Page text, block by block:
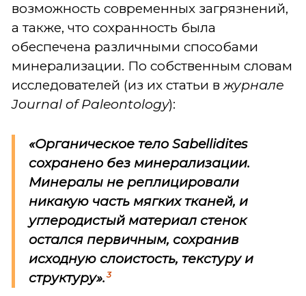
возможность современных загрязнений,
а также, что сохранность была
обеспечена различными способами
минерализации. По собственным словам
исследователей (из их статьи вжурнале
Journal of Paleontology):
«Органическое тело Sabellidites
сохранено без минерализации.
Минералы не реплицировали
никакую часть мягких тканей, и
углеродистый материал стенок
остался первичным, сохранив
исходную слоистость, текстуру и
структуру». 3